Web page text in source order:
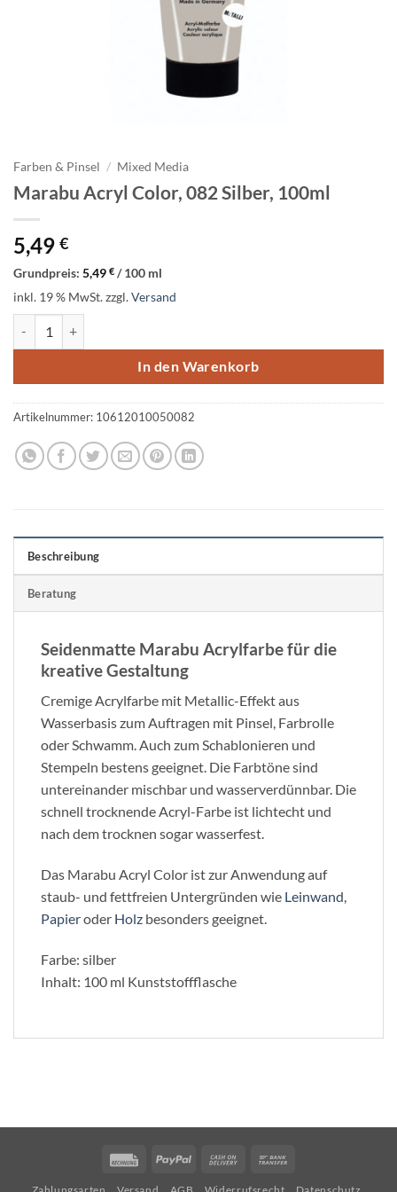
Farben & Pinsel / Mixed Media
Marabu Acryl Color, 082 Silber, 100ml
5,49 €
Grundpreis: 5,49 € /100 ml
inkl. 19 % MwSt.zzgl.Versand
In den Warenkorb
Artikelnummer: 10612010050082
Beschreibung
Beratung
Seidenmatte Marabu Acrylfarbe für die
kreative Gestaltung
Cremige Acrylfarbe mit Metallic-Effekt aus
Wasserbasis zum Auftragen mit Pinsel, Farbrolle
oder Schwamm. Auch zum Schablonieren und
Stempeln bestens geeignet. Die Farbtöne sind
untereinander mischbar und wasserverdünnbar. Die
schnell trocknende Acryl-Farbe ist lichtecht und
nach dem trocknen sogar wasserfest.
Das Marabu Acryl Color ist zur Anwendung auf
staub- und fettfreien Untergründen wie Leinwand,
Papieroder Holz besonders geeignet.
Farbe: silber
Inhalt: 100 ml Kunststoffflasche
RechungPayPal
Cash